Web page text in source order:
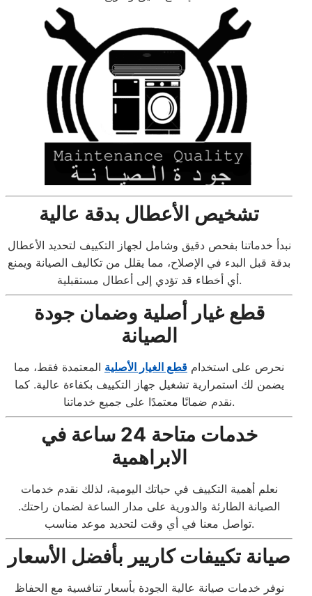
تشخيص الأعطال بدقة عالية
نبدأ خدماتنا بفحص دقيق وشامل لجهاز التكييف لتحديد الأعطال
بدقة قبل البدء في الإصلاح، مما يقلل من تكاليف الصيانة ويمنع
أي أخطاء قد تؤدي إلى أعطال مستقبلية.
قطع غيار أصلية وضمان جودة
الصيانة
نحرص على استخدام قطع الغيار الأصلية المعتمدة فقط، مما
يضمن لك استمرارية تشغيل جهاز التكييف بكفاءة عالية. كما
نقدم ضمانًا معتمدًا على جميع خدماتنا.
خدمات متاحة 24 ساعة في
الابراهمية
نعلم أهمية التكييف في حياتك اليومية، لذلك نقدم خدمات
الصيانة الطارئة والدورية على مدار الساعة لضمان راحتك.
تواصل معنا في أي وقت لتحديد موعد مناسب.
صيانة تكييفات كاريير بأفضل الأسعار
نوفر خدمات صيانة عالية الجودة بأسعار تنافسية مع الحفاظ